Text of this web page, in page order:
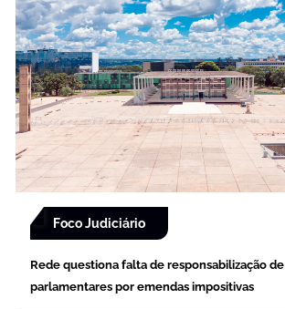
Foco Judiciário
Rede questiona falta de responsabilização de
parlamentares por emendas impositivas